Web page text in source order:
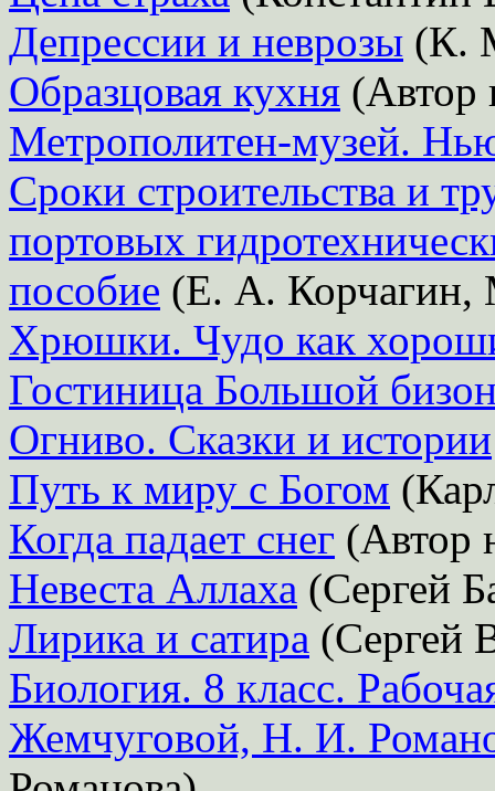
Депрессии и неврозы (К.
Образцовая кухня (Автор
Метрополитен-музей.
Сроки строительства и
портовых
пособие (Е. А.
Хрюшки. Чудо как
Гостиница Большой
Огниво. Сказки и истории
Путь к миру с Богом
Когда падает снег (Автор
Невеста Аллаха (Сергей
Лирика и сатира (Сергей
Биология. 8 класс.
Жемчуговой, Н. И.